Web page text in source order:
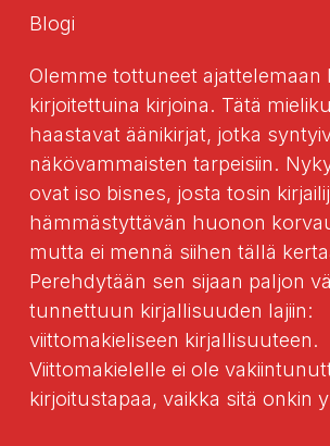
Blogi
Olemme tottuneet ajattelemaan
kirjoitettuina kirjoina. Tätä
haastavat äänikirjat, jotka
näkövammaisten tarpeisiin.
ovat iso bisnes, josta tosin
hämmästyttävän huonon
mutta ei mennä siihen tällä
Perehdytään sen sijaan paljon
tunnettuun kirjallisuuden lajiin:
viittomakieliseen kirjallisuuteen.
Viittomakielelle ei ole
kirjoitustapaa, vaikka sitä onkin